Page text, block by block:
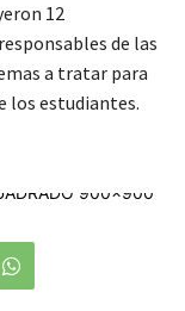
12
de las
a tratar para
los estudiantes.